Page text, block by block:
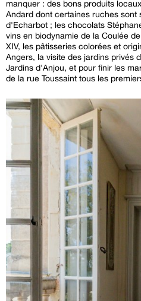
manquer : des bons produits
Andard dont certaines ruches sont
d'Echarbot ; les chocolats
vins en biodynamie de la Coulée
XIV, les pâtisseries colorées et
Angers, la visite des jardins privés
Jardins d'Anjou, et pour finir les
de la rue Toussaint tous les